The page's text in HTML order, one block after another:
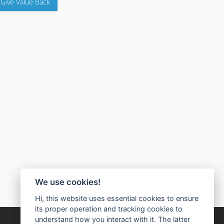
We use cookies!
Hi, this website uses essential cookies to ensure
its proper operation and tracking cookies to
understand how you interact with it. The latter